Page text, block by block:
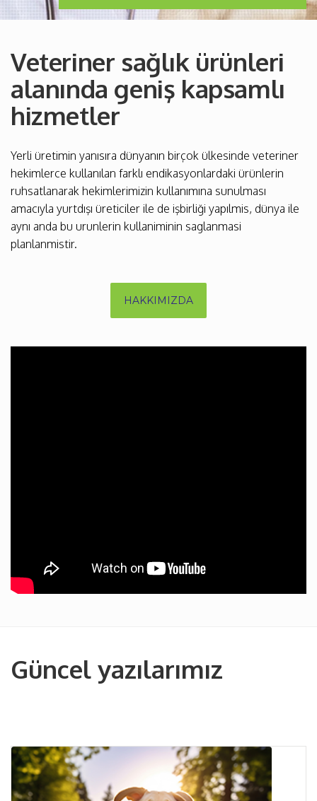
Veteriner sağlık ürünleri
alanında geniş kapsamlı
hizmetler
Yerli üretimin yanısıra dünyanın birçok ülkesinde veteriner
hekimlerce kullanılan farklı endikasyonlardaki ürünlerin
ruhsatlanarak hekimlerimizin kullanımına sunulması
amacıyla yurtdışı üreticiler ile de işbirliği yapılmis, dünya ile
aynı anda bu urunlerin kullaniminin saglanmasi
planlanmistir.
HAKKIMIZDA
Güncel yazılarımız